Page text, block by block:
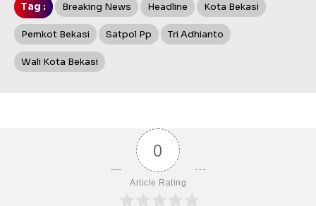
Tag : Breaking News Headline Kota Bekasi
Pemkot Bekasi Satpol Pp Tri Adhianto
Wali Kota Bekasi
0
Article Rating